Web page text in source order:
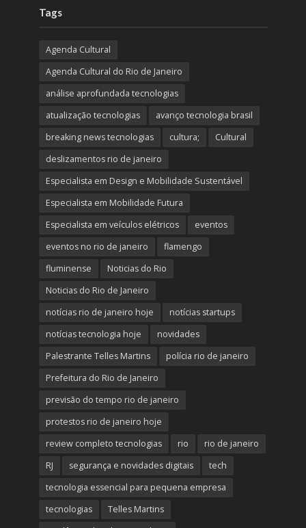
Tags
Agenda Cultural
Agenda Cultural do Rio de Janeiro
análise aprofundada tecnologias
atualização tecnologias
avanço tecnologia brasil
breaking news tecnologias
cultura;
Cultural
deslizamentos rio de janeiro
Especialista em Design e Mobilidade Sustentável
Especialista em Mobilidade Futura
Especialista em veículos elétricos
eventos
eventos no rio de janeiro
flamengo
fluminense
Noticias do Rio
Noticias do Rio de Janeiro
notícias rio de janeiro hoje
notícias startups
notícias tecnologia hoje
novidades
Palestrante Telles Martins
polícia rio de janeiro
Prefeitura do Rio de Janeiro
previsão do tempo rio de janeiro
protestos rio de janeiro hoje
review completo tecnologias
rio
rio de janeiro
RJ
segurança e novidades digitais
tech
tecnologia essencial para pequena empresa
tecnologias
Telles Martins